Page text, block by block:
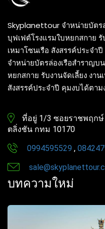
Skyplanettour จำหน่ายบัตร
บุฟเฟต์โรงแรมใบหยกสกาย รั
เหมาโซนเรือ สังสรรค์ประจ
จำหน่ายบัตรล่องเรือสำราญบ
หยกสกาย รับงานจัดเลี้ยง งาน
สังสรรค์ประจำปี คุมงบได้ตา
ที่อยู่ 1/3 ซอยราชพฤกษ์
ตลิ่งชัน กทม 10170
0994595529 ,
บทความใหม่